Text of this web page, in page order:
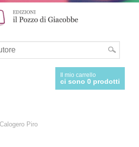
Il mio carrello
ci sono 0 prodotti
Calogero Piro